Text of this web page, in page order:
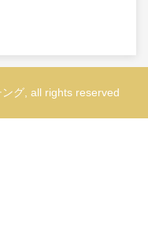
グ, all rights reserved